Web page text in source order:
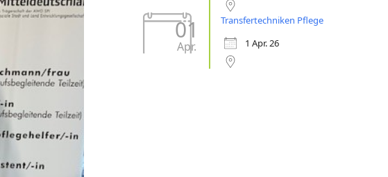
01
Apr.
Transfertechniken Pflege
1 Apr. 26